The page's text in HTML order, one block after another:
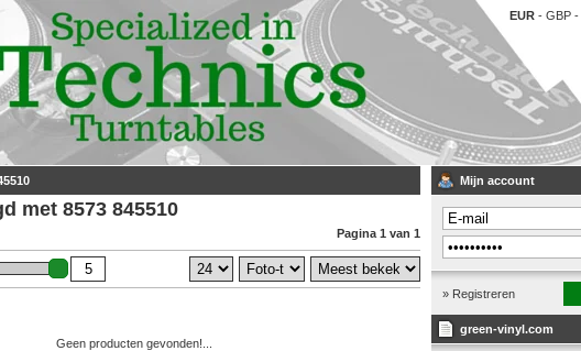
EUR - GBP -
met 8573 845510
Pagina 1 van 1
Geen producten gevonden!...
Mijn account
» Registreren
green-vinyl.com